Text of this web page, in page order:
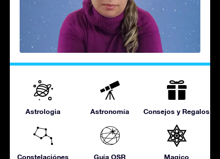
Astrologia Astronomía Consejos y Regalos
Constelaciónes Guía OSR Magico